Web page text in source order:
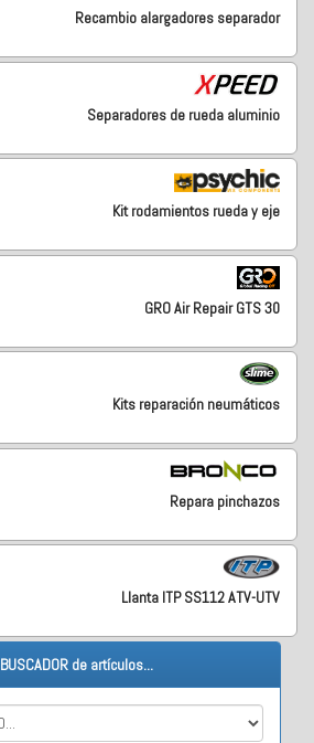
Recambio alargadores separador
Separadores de rueda aluminio
Kit rodamientos rueda y eje
GRO Air Repair GTS 30
Kits reparación neumáticos
Repara pinchazos
Llanta ITP SS112 ATV-UTV
BUSCADOR de artículos...